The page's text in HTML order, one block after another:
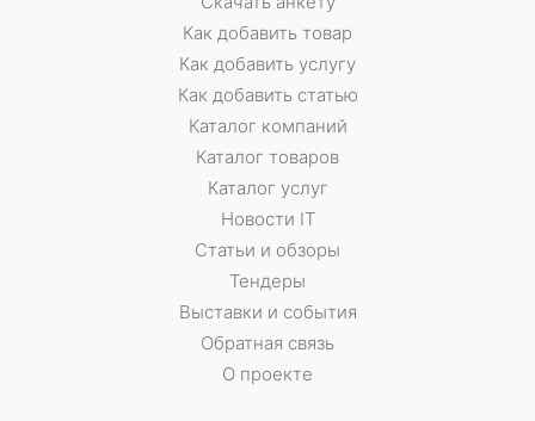
Как добавить товар
Как добавить услугу
Как добавить статью
Каталог компаний
Каталог товаров
Каталог услуг
Новости IT
Статьи и обзоры
Тендеры
Выставки и события
Обратная связь
О проекте